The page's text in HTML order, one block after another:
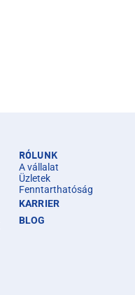
RÓLUNK
A vállalat
Üzletek
Fenntarthatóság
KARRIER
BLOG